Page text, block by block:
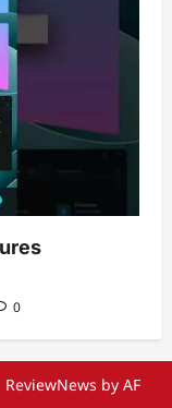
0
ReviewNews by AF